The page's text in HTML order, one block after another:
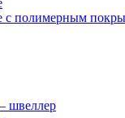
с полимерным
швеллер